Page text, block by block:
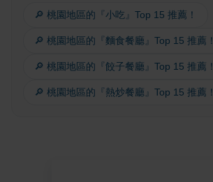
🔎 桃園地區的『小吃』Top 15 推薦！
🔎 桃園地區的『麵食餐廳』Top 15 推薦！
🔎 桃園地區的『餃子餐廳』Top 15 推薦！
🔎 桃園地區的『熱炒餐廳』Top 15 推薦！